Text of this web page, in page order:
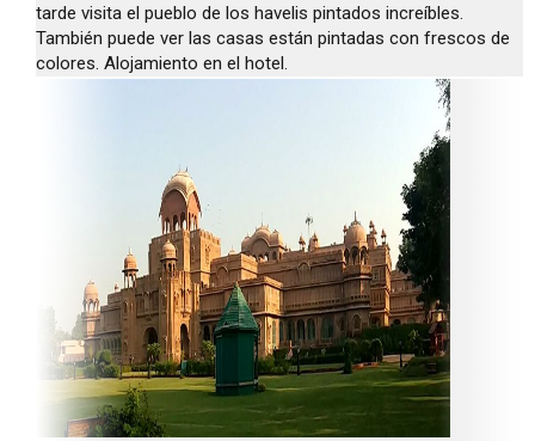
tarde visita el pueblo de los havelis pintados increíbles.
También puede ver las casas están pintadas con frescos de
colores. Alojamiento en el hotel.